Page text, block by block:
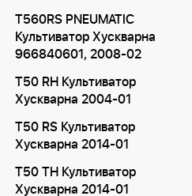
T560RS PNEUMATIC
Культиватор Хускварна
966840601, 2008-02
T50 RH Культиватор
Хускварна 2004-01
T50 RS Культиватор
Хускварна 2014-01
T50 TH Культиватор
Хускварна 2014-01